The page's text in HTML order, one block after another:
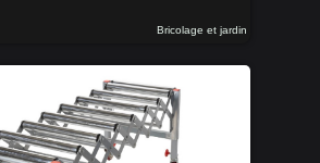
Bricolage et jardin